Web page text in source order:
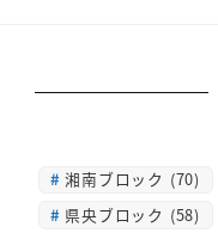
湘南ブロック (70)
県央ブロック (58)